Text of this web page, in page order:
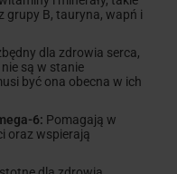
grupy B, tauryna, wapń i
dla zdrowia serca,
są w stanie
być ona obecna w ich
6: Pomagają w
oraz wspierają